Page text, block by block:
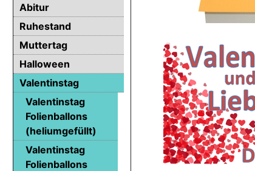
Abitur
Ruhestand
Muttertag
Halloween
Valentinstag
Valentinstag
Folienballons
(heliumgefüllt)
Valentinstag
Folienballons